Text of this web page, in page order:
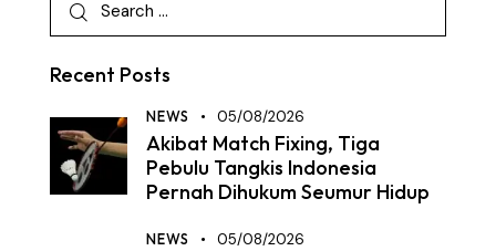
Recent Posts
NEWS 05/08/2026
Akibat Match Fixing, Tiga
Pebulu Tangkis Indonesia
Pernah Dihukum Seumur Hidup
NEWS 05/08/2026